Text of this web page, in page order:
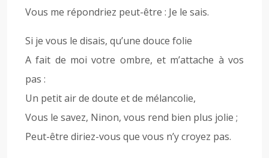
Vous me répondriez peut-être : Je le sais.
Si je vous le disais, qu’une douce folie
A fait de moi votre ombre, et m’attache à vos
pas :
Un petit air de doute et de mélancolie,
Vous le savez, Ninon, vous rend bien plus jolie ;
Peut-être diriez-vous que vous n’y croyez pas.